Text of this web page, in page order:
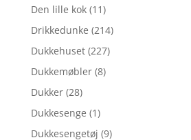
Den lille kok (11)
Drikkedunke (214)
Dukkehuset (227)
Dukkemøbler (8)
Dukker (28)
Dukkesenge (1)
Dukkesengetøj (9)